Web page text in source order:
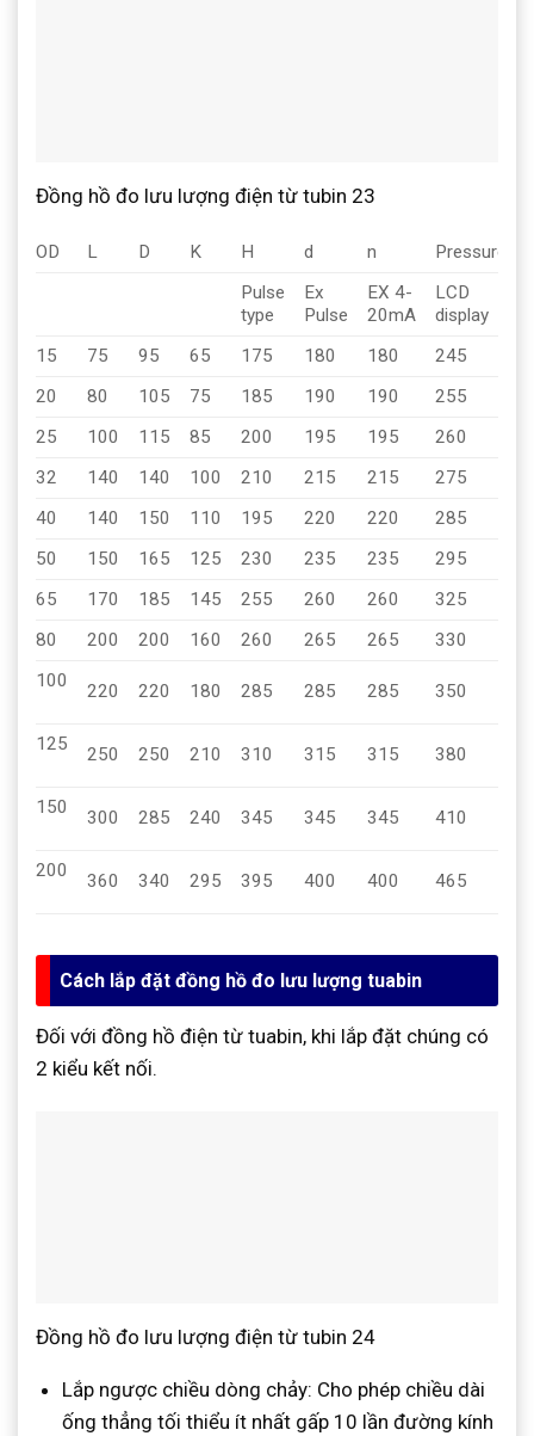
Đồng hồ đo lưu lượng điện từ tubin 23
OD L D K H d n
Pressure
Pulse
type
Ex
Pulse
EX 4-
20mA
LCD
display
15
75 95 65 175 180 180 245
20
80 105 75 185 190 190 255
25
100 115 85 200 195 195 260
32
140 140 100 210 215 215 275
40
140 150 110 195 220 220 285
50
150 165 125 230 235 235 295
65
170 185 145 255 260 260 325
80
200 200 160 260 265 265 330
100
220 220 180 285 285 285 350
125 250 250 210 310 315 315 380
150 300 285 240 345 345 345 410
200 360 340 295 395 400 400 465
Cách lắp đặt đồng hồ đo lưu lượng tuabin
Đối với đồng hồ điện từ tuabin, khi lắp đặt chúng có
2 kiểu kết nối.
Đồng hồ đo lưu lượng điện từ tubin 24
Lắp ngược chiều dòng chảy: Cho phép chiều dài
ống thẳng tối thiểu ít nhất gấp 10 lần đường kính